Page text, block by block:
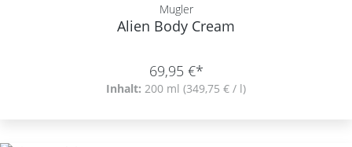
Mugler
Alien Body Cream
69,95 €*
Inhalt: 200 ml (349,75 € / l)